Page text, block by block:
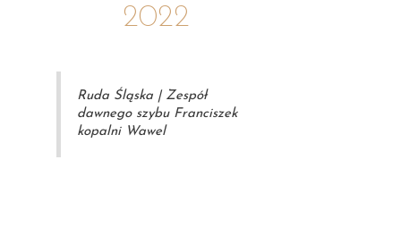
2022
Ruda Śląska | Zespół
dawnego szybu Franciszek
kopalni Wawel